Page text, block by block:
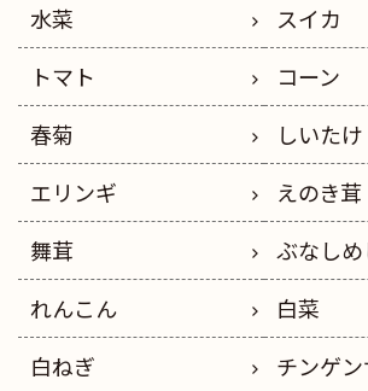
水菜
スイカ
トマト
コーン
春菊
しいたけ
エリンギ
えのき茸
舞茸
ぶなしめ
れんこん
白菜
白ねぎ
チンゲン